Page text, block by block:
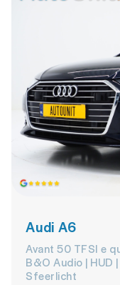
Audi A6
Avant 50 TFSI e
B&O Audio | HUD
Sfeerlicht